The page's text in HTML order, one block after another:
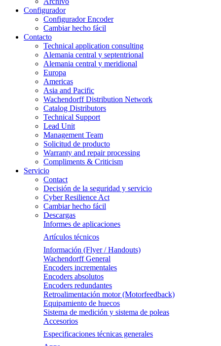
Configurador
Configurador Encoder
Cambiar hecho fácil
Contacto
Technical application consulting
Alemania central y septentrional
Alemania central y meridional
Europa
Americas
Asia and Pacific
Wachendorff Distribution Network
Catalog Distributors
Technical Support
Lead Unit
Management Team
Solicitud de producto
Warranty and repair processing
Compliments & Criticism
Servicio
Contact
Decisión de la seguridad y servicio
Cyber Resilience Act
Cambiar hecho fácil
Descargas
Informes de aplicaciones
Artículos técnicos
Información (Flyer / Handouts)
Wachendorff General
Encoders incrementales
Encoders absolutos
Encoders redundantes
Retroalimentación motor (Motorfeedback)
Equipamiento de huecos
Sistema de medición y sistema de poleas
Accesorios
Especificaciones técnicas generales